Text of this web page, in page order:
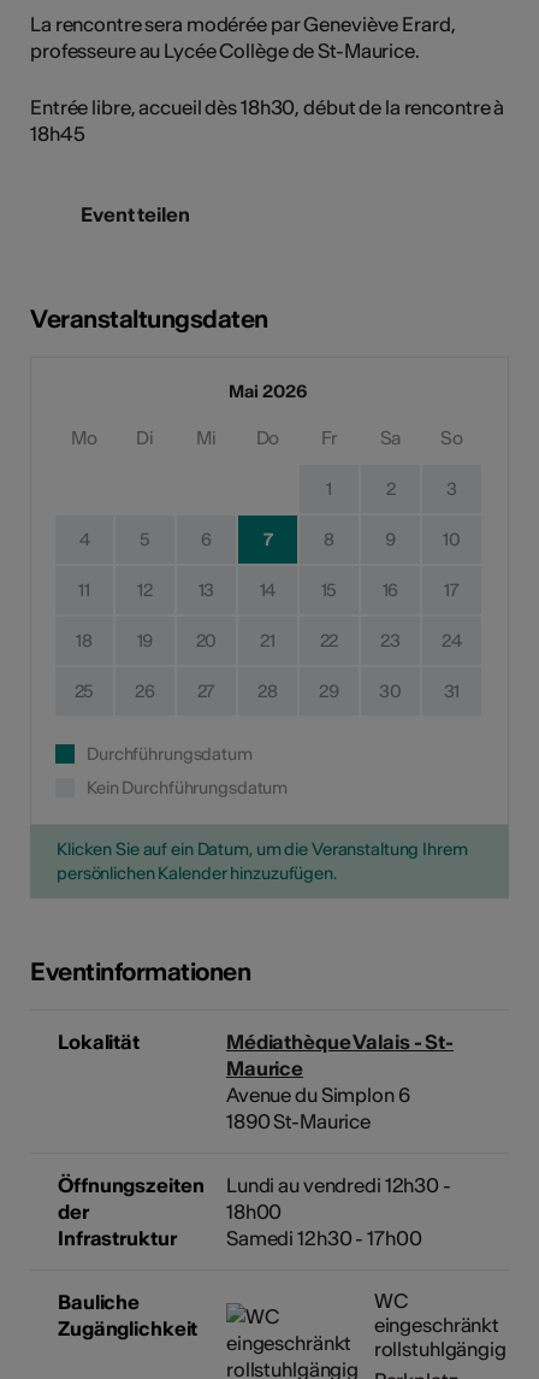
La rencontre sera modérée par Geneviève Erard,
professeure au Lycée Collège de St-Maurice.
Entrée libre, accueil dès 18h30, début de la rencontre à
18h45
Event teilen
Veranstaltungsdaten
Mai 2026
Mo Di Mi Do Fr Sa So
1 2 3
4 5 6 7 8 9 10
11 12 13 14 15 16 17
18 19 20 21 22 23 24
25 26 27 28 29 30 31
Durchführungsdatum
Kein Durchführungsdatum
Klicken Sie auf ein Datum, um die Veranstaltung Ihrem
persönlichen Kalender hinzuzufügen.
Eventinformationen
Lokalität
Médiathèque Valais - St-
Maurice
Avenue du Simplon 6
1890 St-Maurice
Öffnungszeiten
der
Infrastruktur
Lundi au vendredi 12h30 -
18h00
Samedi 12h30 - 17h00
Bauliche
Zugänglichkeit
WC
eingeschränkt
rollstuhlgängig